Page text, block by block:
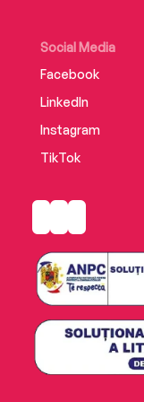
Social Media
Facebook
LinkedIn
Instagram
TikTok